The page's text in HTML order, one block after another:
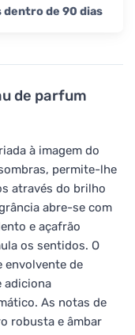
de parfum
à imagem do
permite-lhe
através do brilho
abre-se com
e açafrão
os sentidos. O
envolvente de
adiciona
As notas de
robusta e âmbar
de 90 dias